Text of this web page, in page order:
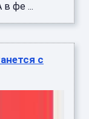
фе ...
с